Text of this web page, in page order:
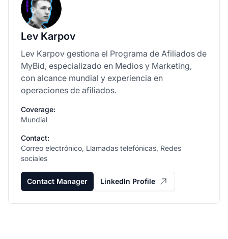
Lev Karpov
Lev Karpov gestiona el Programa de Afiliados de
MyBid, especializado en Medios y Marketing,
con alcance mundial y experiencia en
operaciones de afiliados.
Coverage:
Mundial
Contact:
Correo electrónico, Llamadas telefónicas, Redes
sociales
Contact Manager LinkedIn Profile